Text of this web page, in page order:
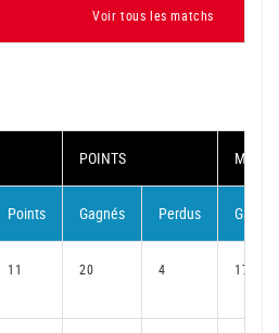
Voir tous les matchs
POINTS MATCH
Points Gagnés Perdus Gagnés
11 20 4 17